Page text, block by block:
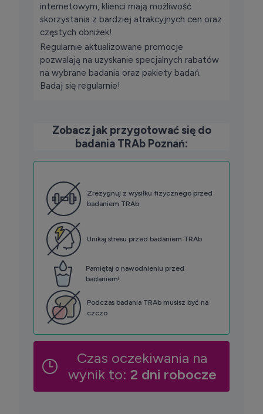
internetowym, klienci mają możliwość
skorzystania z bardziej atrakcyjnych cen oraz
częstych obniżek!
Regularnie aktualizowane promocje
pozwalają na uzyskanie specjalnych rabatów
na wybrane badania oraz pakiety badań.
Badaj się regularnie!
Zobacz jak przygotować się do
badania TRAb Poznań:
Zrezygnuj z wysiłku fizycznego przed
badaniem TRAb
Unikaj stresu przed badaniem TRAb
Pamiętaj o nawodnieniu przed
badaniem!
Podczas badania TRAb musisz być na
czczo
Czas oczekiwania na
wynik to: 2 dni robocze